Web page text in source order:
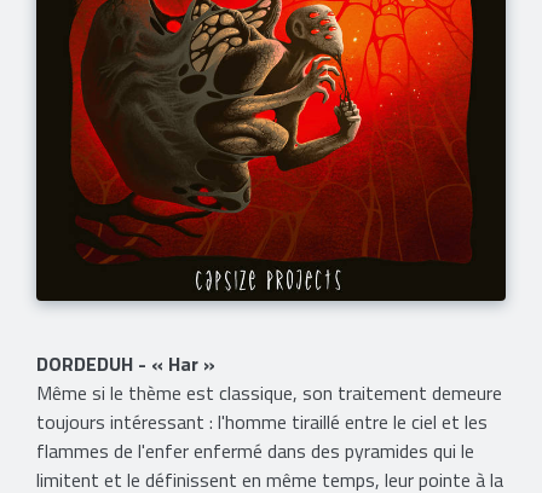
DORDEDUH - « Har »
Même si le thème est classique, son traitement demeure
toujours intéressant : l'homme tiraillé entre le ciel et les
flammes de l'enfer enfermé dans des pyramides qui le
limitent et le définissent en même temps, leur pointe à la